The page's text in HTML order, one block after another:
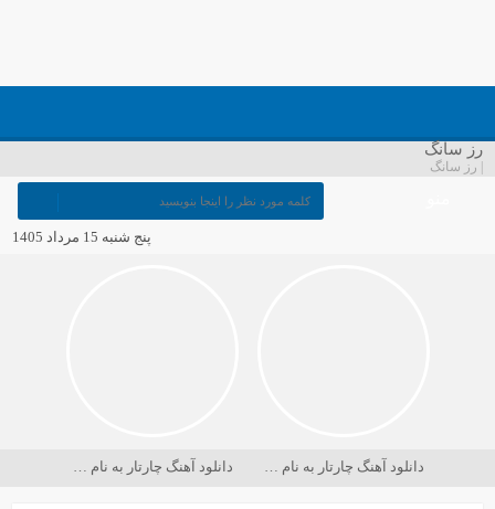
رز سانگ
| رز سانگ
پنج شنبه 15 مرداد 1405
دانلود آهنگ چارتار به نام در حسرت ماه دانلود آهنگ چارتار به نام دریا کجاست